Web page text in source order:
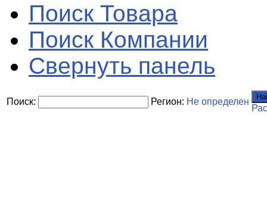
Поиск Товара
Поиск Компании
Свернуть панель
Поиск: Регион: Не определен